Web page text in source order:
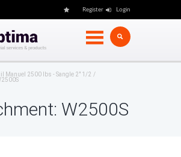
Register Login
Manuel 2500 lbs - Sangle 2" 1/2
W2500S